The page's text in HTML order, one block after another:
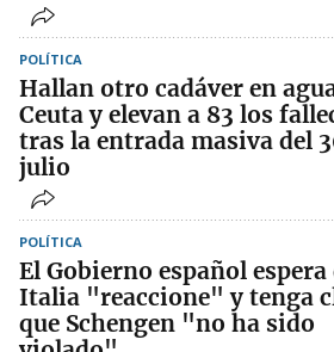
POLÍTICA
Hallan otro cadáver en
Ceuta y elevan a 83 los
tras la entrada masiva del
julio
POLÍTICA
El Gobierno español espera
Italia "reaccione" y tenga
que Schengen "no ha sido